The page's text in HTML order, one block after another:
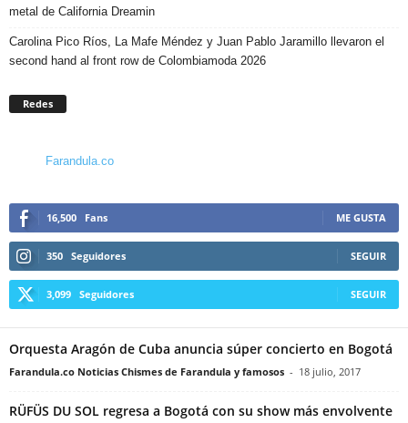
metal de California Dreamin
Carolina Pico Ríos, La Mafe Méndez y Juan Pablo Jaramillo llevaron el
second hand al front row de Colombiamoda 2026
Redes
Farandula.co
16,500 Fans ME GUSTA
350 Seguidores SEGUIR
3,099 Seguidores SEGUIR
Orquesta Aragón de Cuba anuncia súper concierto en Bogotá
Farandula.co Noticias Chismes de Farandula y famosos - 18 julio, 2017
RÜFÜS DU SOL regresa a Bogotá con su show más envolvente